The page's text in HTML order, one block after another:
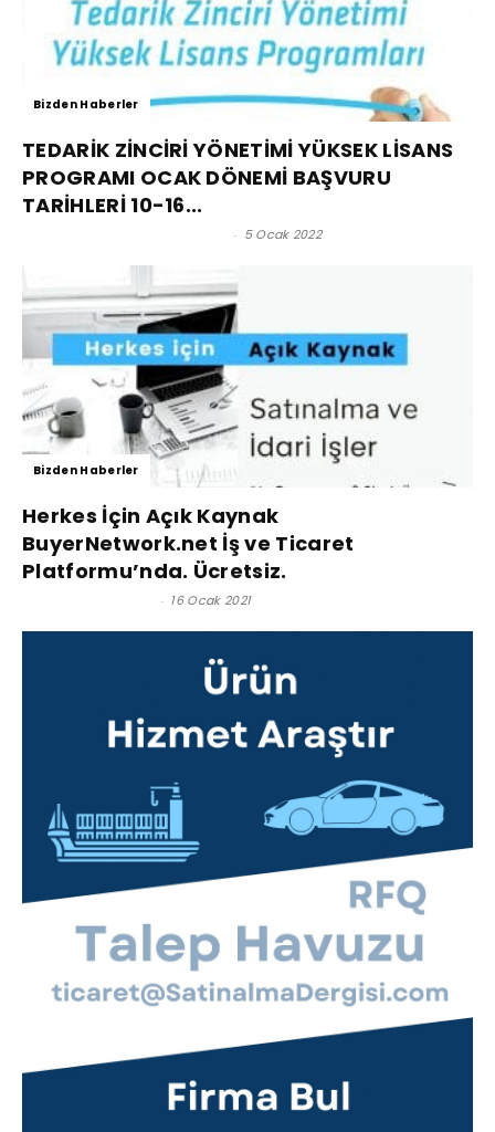
Bizden Haberler
TEDARİK ZİNCİRİ YÖNETİMİ YÜKSEK LİSANS
PROGRAMI OCAK DÖNEMİ BAŞVURU
TARİHLERİ 10-16...
- 5 Ocak 2022
Bizden Haberler
Herkes İçin Açık Kaynak
BuyerNetwork.net İş ve Ticaret
Platformu’nda. Ücretsiz.
- 16 Ocak 2021